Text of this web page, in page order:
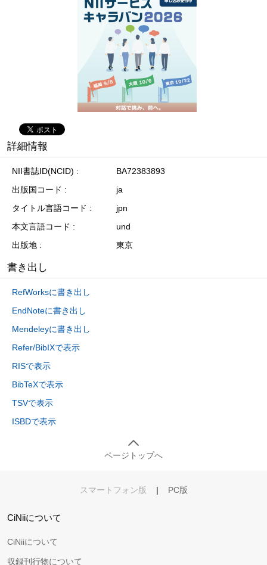
詳細情報
NII書誌ID(NCID)
BA72383893
出版国コード
ja
タイトル言語コード
jpn
本文言語コード
und
出版地
東京
書き出し
RefWorksに書き出し
EndNoteに書き出し
Mendeleyに書き出し
Refer/BibIXで表示
RISで表示
BibTeXで表示
TSVで表示
ISBDで表示
ページトップへ
スマートフォン版 | PC版
CiNiiについて
CiNiiについて
収録刊行物について